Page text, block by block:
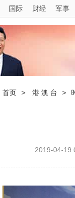
国际 财经 军事
首页 > 港 澳 台 >
2019-04-19